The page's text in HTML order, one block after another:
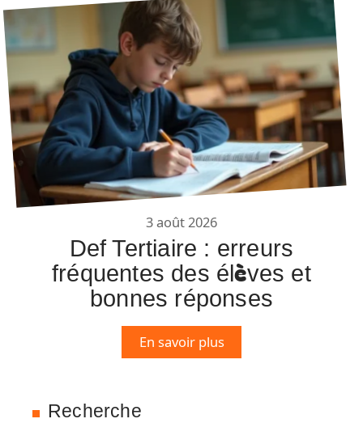
3 août 2026
Def Tertiaire : erreurs
fréquentes des élèves et
bonnes réponses
En savoir plus
Recherche